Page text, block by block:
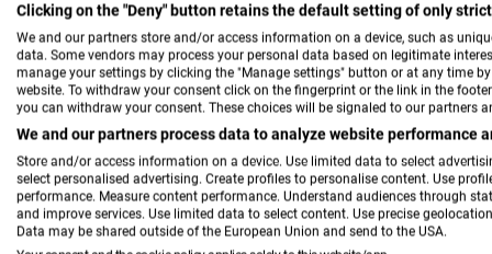
Clicking on the "Deny" button retains the default setting of only
We and our partners store and/or access information on a device, such as
data. Some vendors may process your personal data based on legitimate
manage your settings by clicking the "Manage settings" button or at any time
website. To withdraw your consent click on the fingerprint or the link in the
you can withdraw your consent. These choices will be signaled to our partners
We and our partners process data to analyze website performance
Store and/or access information on a device. Use limited data to select
select personalised advertising. Create profiles to personalise content. Use
performance. Measure content performance. Understand audiences through
and improve services. Use limited data to select content. Use precise
Data may be shared outside of the European Union and send to the USA.
79,00 €
Preis
Tiefpreis